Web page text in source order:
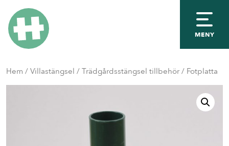
MENY
Hem / Villastängsel / Trädgårdsstängsel tillbehör/ Fotplatta